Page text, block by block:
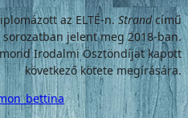
az ELTÉ-n.Strandcímű
sorozatban jelent meg 2018-ban.
Irodalmi Ösztöndíjat kapott
következő kötete megírására.